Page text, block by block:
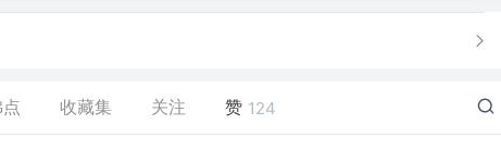
收藏集 关注 赞 124